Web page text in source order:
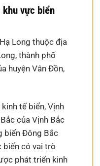
khu vực biển
Long thuộc địa
thành phố
huyện Vân Đồn,
tế biển, Vịnh
của Vịnh Bắc
biển Đông Bắc
biển có vai trò
phát triển kinh